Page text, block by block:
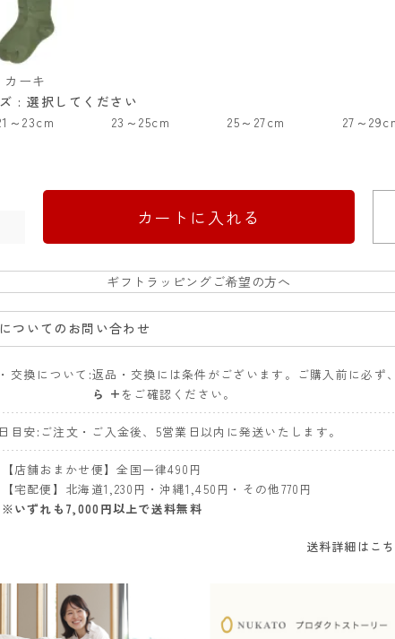
選択してください
～23cm
23～25cm 25～27cm 27～
カーキ
カートに入れる
ギフトラッピングご希望の方へ
ついてのお問い合わせ
交換について 返品・交換には条件がございます。ご購入前に必ず、
ら + をご確認ください。
目安 ご注文・ご入金後、5営業日以内に発送いたします。
【店舗おまかせ便】全国一律490円
【宅配便】北海道1,230円・沖縄1,450円・その他770円
※いずれも7,000円以上で送料無料
送料詳細はこ